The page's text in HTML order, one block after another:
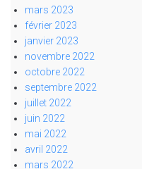
mars 2023
février 2023
janvier 2023
novembre 2022
octobre 2022
septembre 2022
juillet 2022
juin 2022
mai 2022
avril 2022
mars 2022